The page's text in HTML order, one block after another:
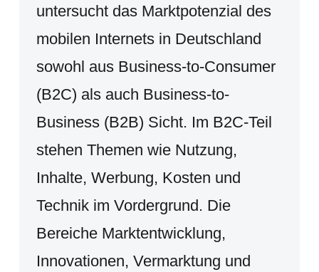
untersucht das Marktpotenzial des
mobilen Internets in Deutschland
sowohl aus Business-to-Consumer
(B2C) als auch Business-to-
Business (B2B) Sicht. Im B2C-Teil
stehen Themen wie Nutzung,
Inhalte, Werbung, Kosten und
Technik im Vordergrund. Die
Bereiche Marktentwicklung,
Innovationen, Vermarktung und